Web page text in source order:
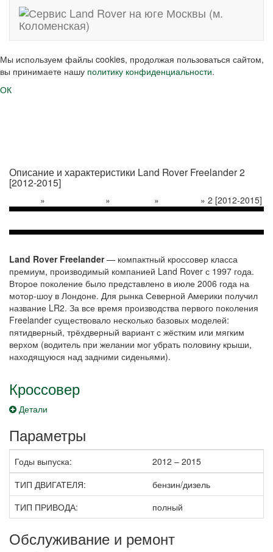
Мы используем файлы cookies, продолжая пользоваться сайтом,
вы принимаете нашу политику конфиденциальности.
ОК
Описание и характеристики Land Rover Freelander 2
[2012-2015]
» » » » 2 [2012-2015]
Land Rover Freelander— компактный кроссовер класса
премиум, производимый компанией Land Rover с 1997 года.
Второе поколение было представлено в июле 2006 года на
мотор-шоу в Лондоне. Для рынка Северной Америки получил
название LR2. За все время производства первого поколения
Freelander существовало несколько базовых моделей:
пятидверный, трёхдверный вариант с жёстким или мягким
верхом (водитель при желании мог убрать половину крыши,
находящуюся над задними сиденьями).
Кроссовер
Детали
Параметры
Годы выпуска:
2012 – 2015
ТИП ДВИГАТЕЛЯ:
бензин/дизель
ТИП ПРИВОДА:
полный
Обслуживание и ремонт